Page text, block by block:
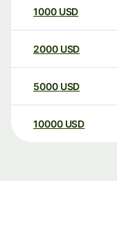
1000 USD
2000 USD
5000 USD
10000 USD